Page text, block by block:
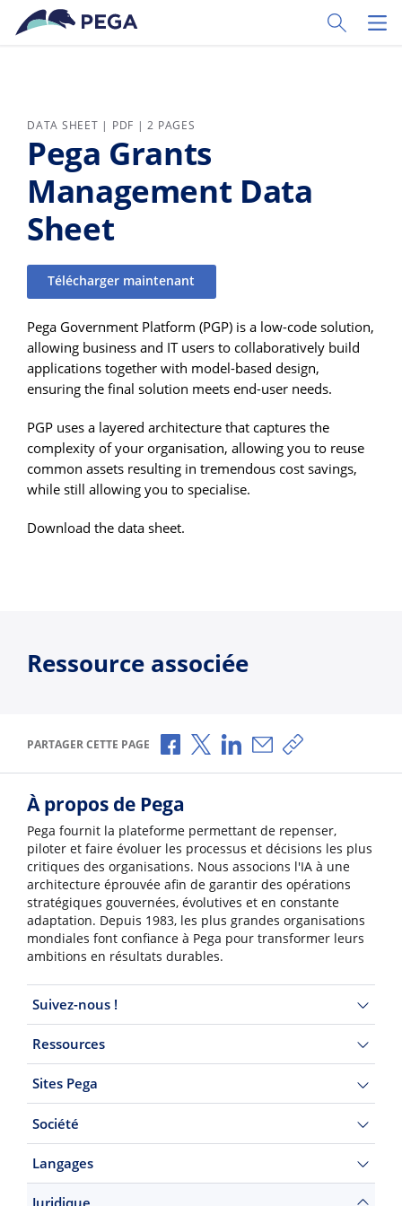
Passer directement au contenu principal
Toggle
DATA SHEET | PDF | 2 PAGES
Pega Grants
Management Data
Sheet
Télécharger maintenant
Pega Government Platform (PGP) is a low-code solution,
allowing business and IT users to collaboratively build
applications together with model-based design,
ensuring the final solution meets end-user needs.
PGP uses a layered architecture that captures the
complexity of your organisation, allowing you to reuse
common assets resulting in tremendous cost savings,
while still allowing you to specialise.
Download the data sheet.
Ressource associée
PARTAGER CETTE PAGE Partager via Facebook
Partager via X
Partager via LinkedIn
Partager par e-mail
Copier le lien
À propos de Pega
Pega fournit la plateforme permettant de repenser,
piloter et faire évoluer les processus et décisions les plus
critiques des organisations. Nous associons l'IA à une
architecture éprouvée afin de garantir des opérations
stratégiques gouvernées, évolutives et en constante
adaptation. Depuis 1983, les plus grandes organisations
mondiales font confiance à Pega pour transformer leurs
ambitions en résultats durables.
Suivez-nous !
Ressources
Sites Pega
Société
Langages
Juridique